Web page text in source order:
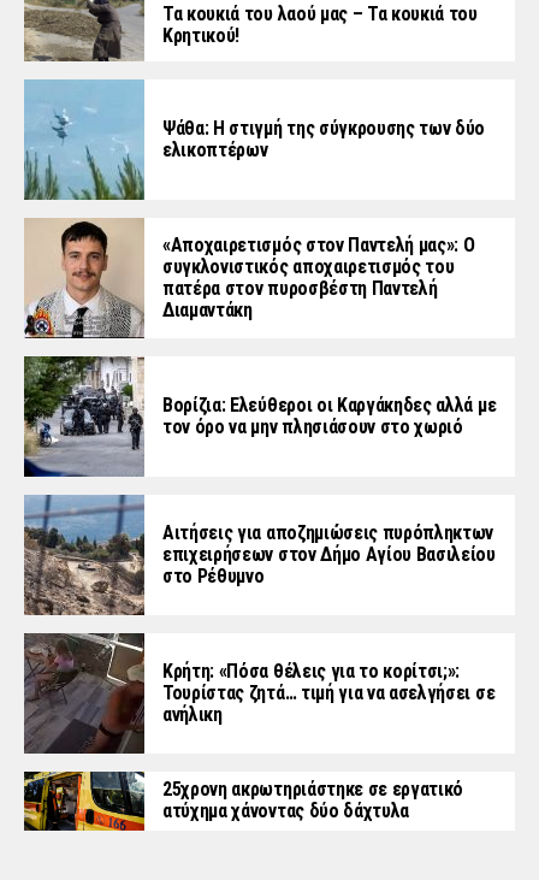
Τα κουκιά του λαού μας – Τα κουκιά του
Κρητικού!
Ψάθα: Η στιγμή της σύγκρουσης των δύο
ελικοπτέρων
«Aποχαιρετισμός στον Παντελή μας»: Ο
συγκλονιστικός αποχαιρετισμός του
πατέρα στον πυροσβέστη Παντελή
Διαμαντάκη
Βορίζια: Ελεύθεροι οι Καργάκηδες αλλά με
τον όρο να μην πλησιάσουν στο χωριό
Αιτήσεις για αποζημιώσεις πυρόπληκτων
επιχειρήσεων στον Δήμο Αγίου Βασιλείου
στο Ρέθυμνο
Κρήτη: «Πόσα θέλεις για το κορίτσι;»:
Τουρίστας ζητά… τιμή για να ασελγήσει σε
ανήλικη
25χρονη ακρωτηριάστηκε σε εργατικό
ατύχημα χάνοντας δύο δάχτυλα